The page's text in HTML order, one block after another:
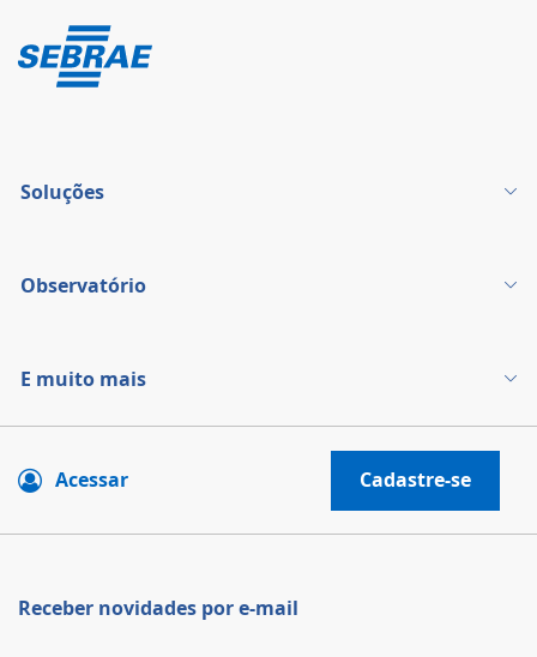
Soluções
Observatório
E muito mais
Acessar Cadastre-se
Receber novidades por e-mail